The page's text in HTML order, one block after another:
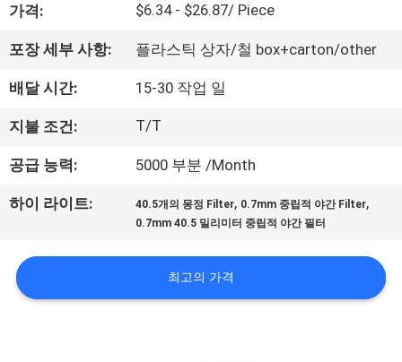
하
여
공
장
여
품
가격: $6.34 - $26.87/ Piece
포장 세부 사항: 플라스틱 상자/철 box+carton/other
배달 시간: 15-30 작업 일
지불 조건: T/T
공급 능력: 5000 부분 /Month
하이 라이트: 40.5개의 몽정 Filter, 0.7mm 중립적 야간 Filter,
0.7mm 40.5 밀리미터 중립적 야간 필터
최고의 가격